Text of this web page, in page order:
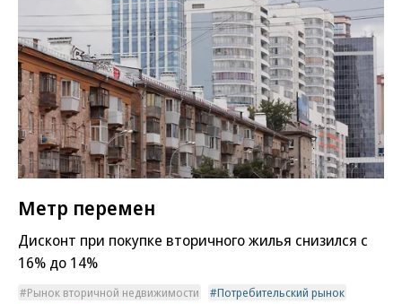
Метр перемен
Дисконт при покупке вторичного жилья снизился с
16% до 14%
Рынок вторичной недвижимости
Потребительский рынок